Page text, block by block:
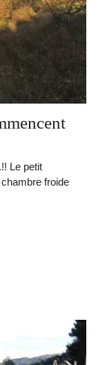
Le petit
froide